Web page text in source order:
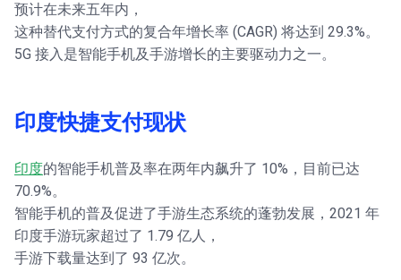
预计在未来五年内，
这种替代支付方式的复合年增长率 (CAGR) 将达到 29.3%。
5G 接入是智能手机及手游增长的主要驱动力之一。
印度快捷支付现状
印度的智能手机普及率在两年内飙升了 10%，目前已达
70.9%。
智能手机的普及促进了手游生态系统的蓬勃发展，2021 年
印度手游玩家超过了 1.79 亿人，
手游下载量达到了 93 亿次。